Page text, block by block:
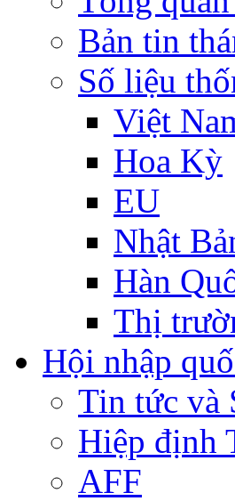
Bản tin
Số liệu
Việt
Hoa Kỳ
EU
Nhật
Hàn
Thị
Hội nhập
Tin tức và
Hiệp định
AFF